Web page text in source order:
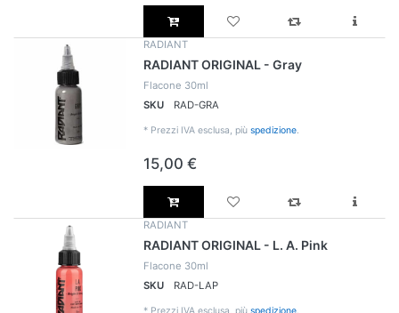
RADIANT
RADIANT ORIGINAL - Gray
Flacone 30ml
SKU
RAD-GRA
* Prezzi IVA esclusa, più spedizione.
15,00 €
RADIANT
RADIANT ORIGINAL - L. A. Pink
Flacone 30ml
SKU
RAD-LAP